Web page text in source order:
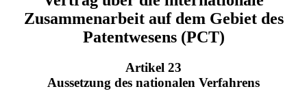
Zusammenarbeit auf dem Gebiet des
Patentwesens (PCT)
Artikel 23
Aussetzung des nationalen Verfahrens